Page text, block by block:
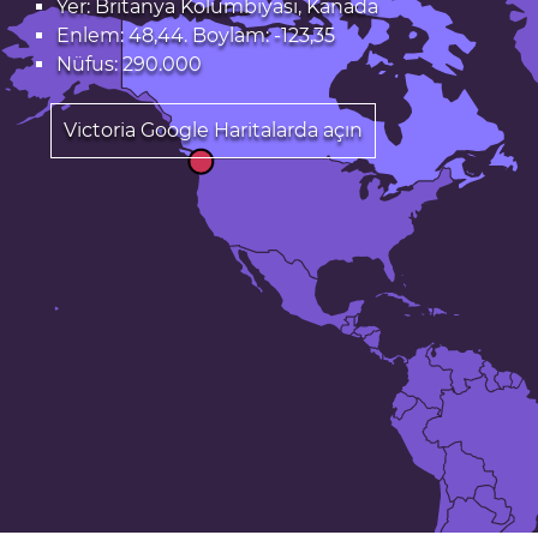
Yer: Britanya Kolumbiyası, Kanada
Enlem: 48,44. Boylam: -123,35
Nüfus: 290.000
Victoria Google Haritalarda açın